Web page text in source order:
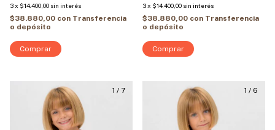
3x $14.400,00 sin interés
$38.880,00 con Transferencia
o depósito
Comprar
3x $14.400,00 sin interés
$38.880,00 con Transferencia
o depósito
Comprar
1 / 7 1 / 6